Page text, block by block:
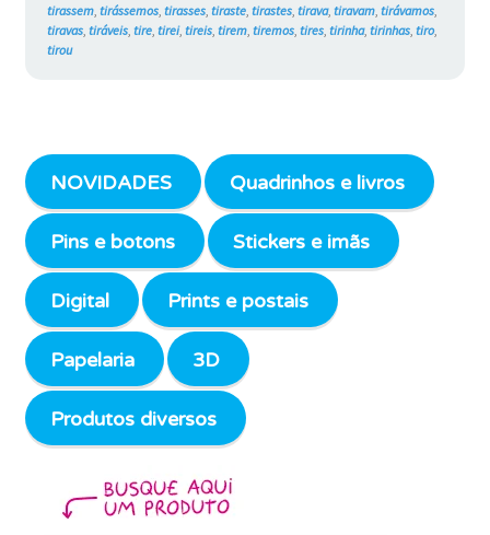
tirassem, tirássemos, tirasses, tiraste, tirastes, tirava, tiravam, tirávamos,
tiravas, tiráveis, tire, tirei, tireis, tirem, tiremos, tires, tirinha, tirinhas, tiro,
tirou
NOVIDADES Quadrinhos e livros
Pins e botons Stickers e imãs
Digital Prints e postais
Papelaria 3D
Produtos diversos